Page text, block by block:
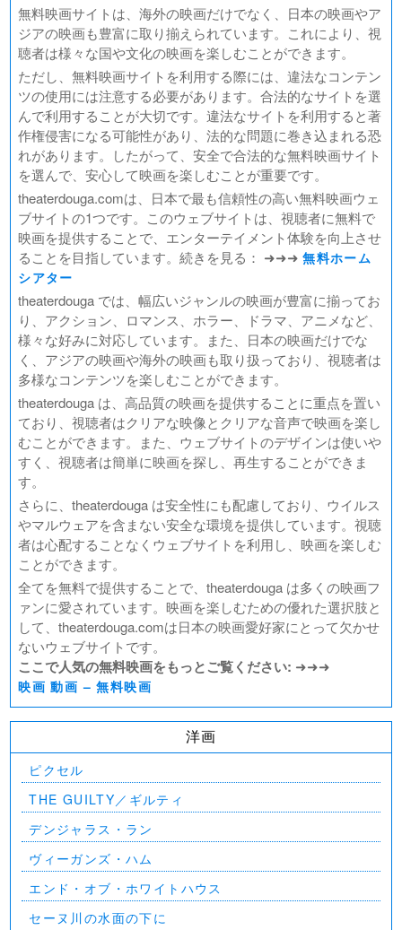
無料映画サイトは、海外の映画だけでなく、日本の映画やア
ジアの映画も豊富に取り揃えられています。これにより、視
聴者は様々な国や文化の映画を楽しむことができます。
ただし、無料映画サイトを利用する際には、違法なコンテン
ツの使用には注意する必要があります。合法的なサイトを選
んで利用することが大切です。違法なサイトを利用すると著
作権侵害になる可能性があり、法的な問題に巻き込まれる恐
れがあります。したがって、安全で合法的な無料映画サイト
を選んで、安心して映画を楽しむことが重要です。
theaterdouga.comは、日本で最も信頼性の高い無料映画ウェ
ブサイトの1つです。このウェブサイトは、視聴者に無料で
映画を提供することで、エンターテイメント体験を向上させ
ることを目指しています。続きを見る： ➜➜➜無料ホーム
シアター
theaterdouga では、幅広いジャンルの映画が豊富に揃ってお
り、アクション、ロマンス、ホラー、ドラマ、アニメなど、
様々な好みに対応しています。また、日本の映画だけでな
く、アジアの映画や海外の映画も取り扱っており、視聴者は
多様なコンテンツを楽しむことができます。
theaterdouga は、高品質の映画を提供することに重点を置い
ており、視聴者はクリアな映像とクリアな音声で映画を楽し
むことができます。また、ウェブサイトのデザインは使いや
すく、視聴者は簡単に映画を探し、再生することができま
す。
さらに、theaterdouga は安全性にも配慮しており、ウイルス
やマルウェアを含まない安全な環境を提供しています。視聴
者は心配することなくウェブサイトを利用し、映画を楽しむ
ことができます。
全てを無料で提供することで、theaterdouga は多くの映画フ
ァンに愛されています。映画を楽しむための優れた選択肢と
して、theaterdouga.comは日本の映画愛好家にとって欠かせ
ないウェブサイトです。
ここで人気の無料映画をもっとご覧ください: ➜➜➜
映画 動画 – 無料映画
洋画
ピクセル
THE GUILTY／ギルティ
デンジャラス・ラン
ヴィーガンズ・ハム
エンド・オブ・ホワイトハウス
セーヌ川の水面の下に